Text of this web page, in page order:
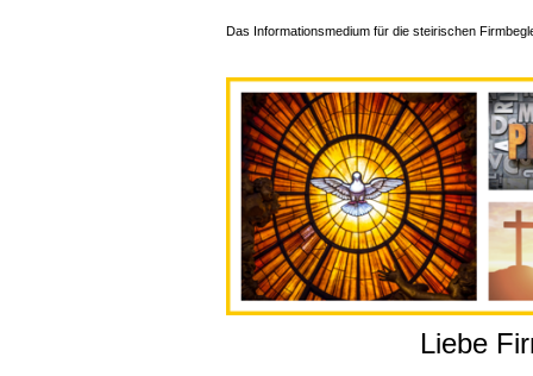
Das Informationsmedium für die steirischen
Liebe